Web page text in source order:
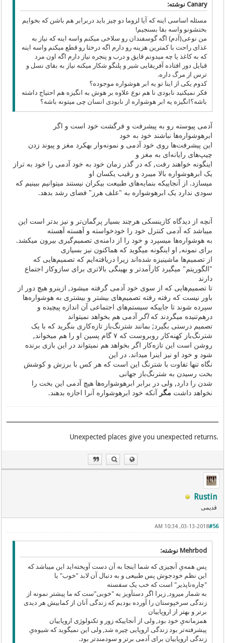
Canary نوشته:
مسئله اساسی اینه که آیا لزوما دو چیز باید دربرابر هم باشن که بخوایم
بختشونو واسه بقا بسنجیم!
من نوعی(آدم) اگه گوسفندان رو سلاخی میکنم واسه اینه که نیاز به
غذای راحت با کمترین هزینه رو دارم اگه درختا رو قطع میکنم واسه اینه
که به کاغذ یا چه میدونم قایق و درب و پنجره نیاز دارم اگه اون مرد
قبایل دور افتاده آفریقایی شیر و پلنگو شکار میکنه نیاز به بقای نسل و
ترس از مرگ داره.
کدوم یکی از اینا تو یه ابر هوشواره موجوده؟
فکر نمیکنید نابودی نا هم نوع علاوه بر هوش به انگیزه هم احتیاج داشته
باشه؟انگیزه یه ابر هوشواره از نابودی انسان چی میتونه باشه؟
آدمی پیوسته رو به پیشرفت و فرگشت خود است و اگر
ابرهوشواره‌ها نباشند خود به خود
این پیشرفت‌ها روی خود آدمی و نمونه‌وار بهکرد مغز و پیوند زدن
چیپ‌های رایانه‌ای به مغز و
اینگونه خواهند رفت, که در گذر زمان خود به خود آدمی را خود به تراز
یک ابرهوشواره بالا میبرد و رقیب یکسان او
میسازد. از آنجاییکه بنمایه‌های طبیعت بیکران نیستند میتوانیم ببینیم که
سودی ندارد یک ابرهوشواره به "علف هرز" فضای رشد بدهد.
آنچه از دیدگاه کازینسکی هرچند بسیار پرگمان‌تر و نیز بدتر است این
میباشد که آدمی کنترل خود را خودخواسته و آهسته آهسته
به هوشواره‌ها میسپرد و خود را از دامنه‌ی تصمیم‌گیری بیرون میکشد.
برای نمونه, او اینگونه میگوید که هماکنون نیز بسیاری
از تصمیم‌ها ماشینیزه شده‌اند زیرا دریافته‌ایم که تصمیم‌هایی که
"الگوریتم" میگیرد کارآمدتر و بهینگی بالاتری برای سازوکار اجتماع
دارند
تا تصمیم‌هایی که از سوی خود آدمی گرفته میشود, ازینرو هیچ دور از
باور نیست که رفته رفته تصمیم‌های بیشتر و بیشتری به هوشواره‌ها
سپرده شوند تا جاییکه سیستم‌های اجتما‌عی آن اندازه پیچیده و
درهم‌تنیده میگردند کهاگر
آدمی هم بخواهد نمیتواند
تصمیم درستی بگیرد; بمانند شترنگ‌باز تازه‌کاری بنگرید که با یک
شترنگ‌باز کهنه‌کار روبروست که ۷ گام پسین او را هم میخواند,
روشن است این تازه‌کار اگر بخواهد هم نمیتواند در این بازی برنده
شود و خود او نیز اینرا میداند. در این
نگاه تنها تفاوت با شترنگ این است که هر کس با برزش و کوشش
بخت رسیدن به شترنگ‌باز جهانی
شدن را دارد, ولی در برابر ابرهوشواره‌ها هیچ آدمی این بخت را
نخواهد داشت مگر آنکه خود ابرهوشواره آنرا اجازه بدهند.
.Unexpected places give you unexpected returns
Rustin
قدیمی
#56
03-13-2018, 10:34 AM
Mehrbod نوشته:
پس همه‌یِ آنچیزی که شما اینجا به آن دست آویخته‌اید این میباشد که
این نظم خودجوش پس طبیعی و به دنبال آن لابد "خوب" یا
"چاره‌ناپذیر" است که خب یک سفسته
به شمار میرود, زیرا اگر دستآویز به "خوبی"‌ست که ما پیشتر نمونه از
زندگی سرخپوستان را آورده بودیم که زندگی آنان از کمابیش هر دیدی
برتر و بهتر از اروپاییان
همزمانه‌یِ خود بود, ولی از آنجاییکه زور و تکنولوژی اروپاییان
پیشرفته‌تر بود زندگی اروپایی چیره شد, ولی این نمیگوید که شیوه‌یِ
زندگی اروپاییان برای آدمی برتر و سودمندتر بود.